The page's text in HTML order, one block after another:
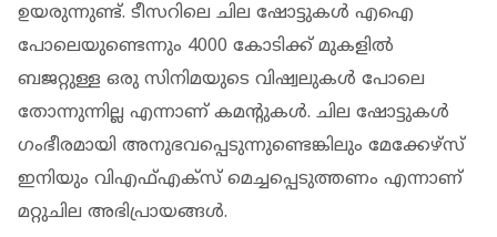
ഉയരുന്നുണ്ട്. ടീസറിലെ ചില ഷോട്ടുകൾ എഐ
പോലെയുണ്ടെന്നും 4000 കോടിക്ക് മുകളിൽ
ബജറ്റുള്ള ഒരു സിനിമയുടെ വിഷ്വലുകൾ പോലെ
തോന്നുന്നില്ല എന്നാണ് കമന്റുകൾ. ചില ഷോട്ടുകൾ
ഗംഭീരമായി അനുഭവപ്പെടുന്നുണ്ടെങ്കിലും മേക്കേഴ്‌സ്
ഇനിയും വിഎഫ്എക്സ് മെച്ചപ്പെടുത്തണം എന്നാണ്
മറ്റുചില അഭിപ്രായങ്ങൾ.